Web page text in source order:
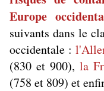
Europe
suivants dans le
occidentale :
(830 et 900), la
(758 et 809) et